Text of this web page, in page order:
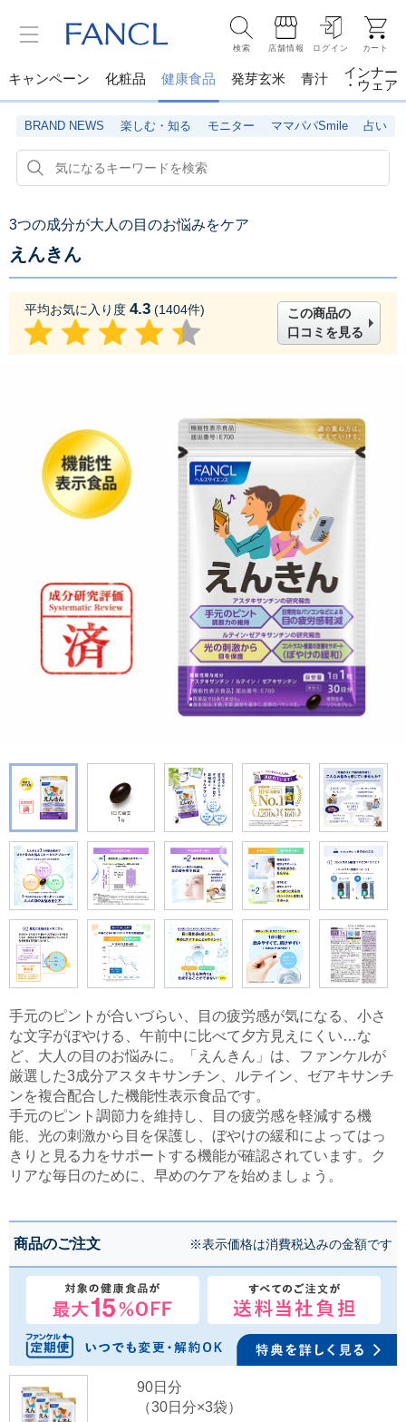
検索 店舗情報 ログイン カート
キャンペーン 化粧品 健康食品 発芽玄米 青汁
インナー
・ウェア
BRAND NEWS 楽しむ・知る モニター ママパパSmile 占い
3つの成分が大人の目のお悩みをケア
えんきん
平均お気に入り度 4.3 (1404件)
この商品の
口コミを見る
手元のピントが合いづらい、目の疲労感が気になる、小さ
な文字がぼやける、午前中に比べて夕方見えにくい…な
ど、大人の目のお悩みに。「えんきん」は、ファンケルが
厳選した3成分アスタキサンチン、ルテイン、ゼアキサンチ
ンを複合配合した機能性表示食品です。
手元のピント調節力を維持し、目の疲労感を軽減する機
能、光の刺激から目を保護し、ぼやけの緩和によってはっ
きりと見る力をサポートする機能が確認されています。ク
リアな毎日のために、早めのケアを始めましょう。
商品のご注文 ※表示価格は消費税込みの金額です
90日分
（30日分×3袋）